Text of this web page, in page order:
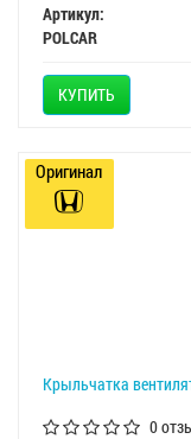
Артикул:
POLCAR
КУПИТЬ
Крыльчатка
0
Оригинал